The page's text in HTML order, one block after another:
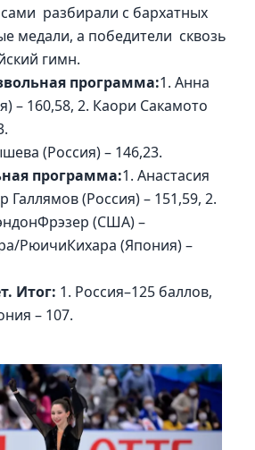
разбирали с бархатных
медали, а победители  сквозь
гимн.
программа:1. Анна
– 160,58, 2. Каори Сакамото
(Россия) – 146,23.
программа:1. Анастасия
(Россия) – 151,59, 2.
(США) –
РюичиКихара (Япония) –
Итог: 1. Россия–125 баллов,
– 107.